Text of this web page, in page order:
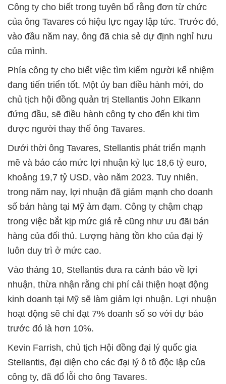
Công ty cho biết trong tuyên bố rằng đơn từ chức
của ông Tavares có hiệu lực ngay lập tức. Trước đó,
vào đầu năm nay, ông đã chia sẻ dự định nghỉ hưu
của mình.
Phía công ty cho biết việc tìm kiếm người kế nhiệm
đang tiến triển tốt. Một ủy ban điều hành mới, do
chủ tịch hội đồng quản trị Stellantis John Elkann
đứng đầu, sẽ điều hành công ty cho đến khi tìm
được người thay thế ông Tavares.
Dưới thời ông Tavares, Stellantis phát triển mạnh
mẽ và báo cáo mức lợi nhuận kỷ lục 18,6 tỷ euro,
khoảng 19,7 tỷ USD, vào năm 2023. Tuy nhiên,
trong năm nay, lợi nhuận đã giảm mạnh cho doanh
số bán hàng tại Mỹ ảm đạm. Công ty chậm chạp
trong việc bắt kịp mức giá rẻ cũng như ưu đãi bán
hàng của đối thủ. Lượng hàng tồn kho của đại lý
luôn duy trì ở mức cao.
Vào tháng 10, Stellantis đưa ra cảnh báo về lợi
nhuận, thừa nhận rằng chi phí cải thiện hoạt động
kinh doanh tại Mỹ sẽ làm giảm lợi nhuận. Lợi nhuận
hoạt động sẽ chỉ đạt 7% doanh số so với dự báo
trước đó là hơn 10%.
Kevin Farrish, chủ tịch Hội đồng đại lý quốc gia
Stellantis, đại diện cho các đại lý ô tô độc lập của
công ty, đã đổ lỗi cho ông Tavares.